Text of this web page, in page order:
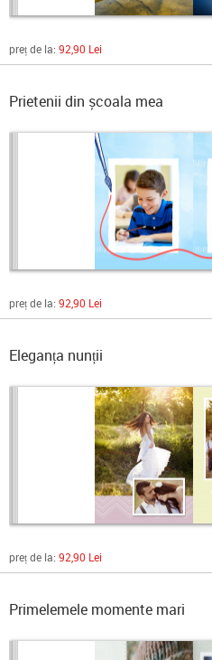
preț de la: 92,90 Lei
Prietenii din școala mea
preț de la: 92,90 Lei
Eleganța nunții
preț de la: 92,90 Lei
Primelemele momente mari